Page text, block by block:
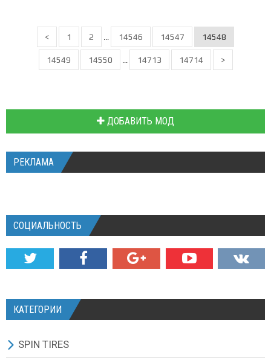
< 1 2 ... 14546 14547 14548
14549 14550 ... 14713 14714 >
ДОБАВИТЬ МОД
РЕКЛАМА
СОЦИАЛЬНОСТЬ
КАТЕГОРИИ
SPIN TIRES